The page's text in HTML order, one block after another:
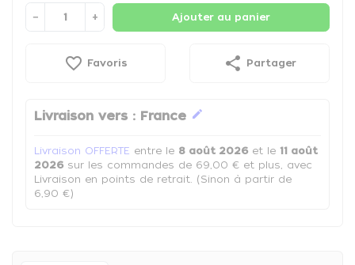
− + Ajouter au panier
favorite_border Favoris share Partager
Livraison vers : France edit
Livraison OFFERTE entre le 8 août 2026 et le 11 août
2026 sur les commandes de 69,00 € et plus, avec
Livraison en points de retrait. (Sinon à partir de
6,90 €)